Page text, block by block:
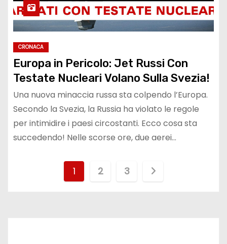
CRONACA
Europa in Pericolo: Jet Russi Con
Testate Nucleari Volano Sulla Svezia!
Una nuova minaccia russa sta colpendo l’Europa.
Secondo la Svezia, la Russia ha violato le regole
per intimidire i paesi circostanti. Ecco cosa sta
succedendo! Nelle scorse ore, due aerei…
1 2 3